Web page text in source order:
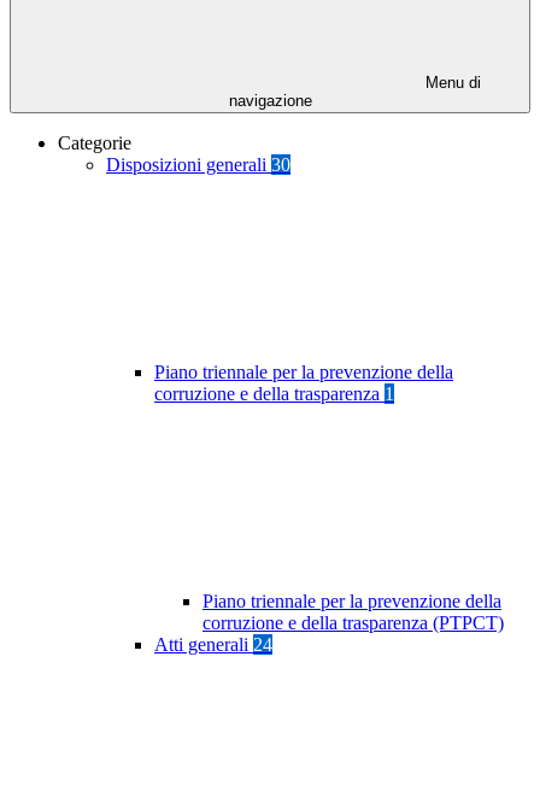
Menu di
navigazione
Categorie
Disposizioni generali 30
Piano triennale per la prevenzione della
corruzione e della trasparenza 1
Piano triennale per la prevenzione della
corruzione e della trasparenza (PTPCT)
Atti generali 24